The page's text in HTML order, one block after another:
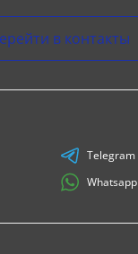
в контакты
Telegram
Whatsapp